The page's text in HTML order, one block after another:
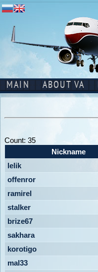
MAIN ABOUT VA
Count: 35
Nickname
lelik
offenror
ramirel
stalker
brize67
sakhara
korotigo
mal33